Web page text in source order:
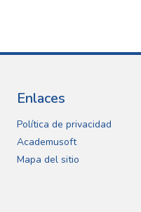
Enlaces
Política de privacidad
Academusoft
Mapa del sitio